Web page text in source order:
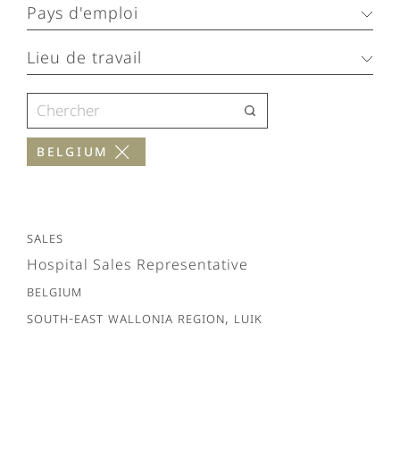
Pays d'emploi
Lieu de travail
Belgium
Sales
Hospital Sales Representative
Belgium
South-East Wallonia region, Luik